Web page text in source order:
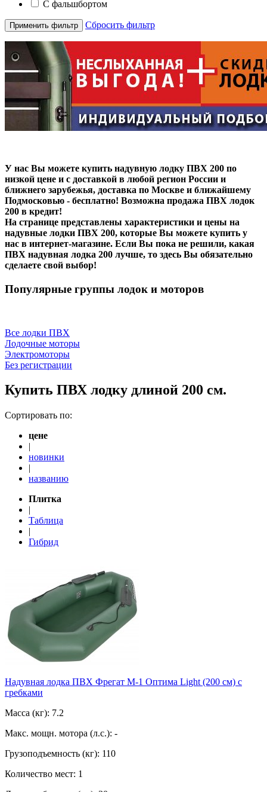
С фальшбортом
Применить фильтр Сбросить фильтр
У нас Вы можете купить надувную лодку ПВХ 200 по
низкой цене и с доставкой в любой регион России и
ближнего зарубежья, доставка по Москве и ближайшему
Подмосковью - бесплатно! Возможна продажа ПВХ лодок
200 в кредит!
На странице представлены характеристики и цены на
надувные лодки ПВХ 200, которые Вы можете купить у
нас в интернет-магазине. Если Вы пока не решили, какая
ПВХ надувная лодка 200 лучше, то здесь Вы обязательно
сделаете свой выбор!
Популярные группы лодок и моторов
Все лодки ПВХ
Лодочные моторы
Электромоторы
Без регистрации
Купить ПВХ лодку длиной 200 см.
Сортировать по:
цене
|
новинки
|
названию
Плитка
|
Таблица
|
Гибрид
Надувная лодка ПВХ Фрегат М-1 Оптима Light (200 см) с
гребками
Масса (кг): 7.2
Макс. мощн. мотора (л.с.): -
Грузоподъемность (кг): 110
Количество мест: 1